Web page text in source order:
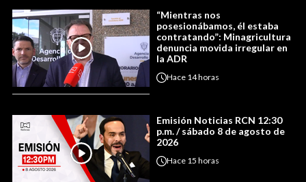
“Mientras nos
posesionábamos, él estaba
contratando”: Minagricultura
denuncia movida irregular en
la ADR
Hace 14 horas
Emisión Noticias RCN 12:30
p.m. / sábado 8 de agosto de
2026
Hace 15 horas